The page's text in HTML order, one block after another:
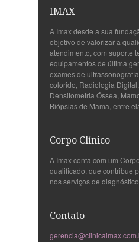
IMAX
A Imax desde a sua
objetivo de valorizar a
atendimento, com suporte
equipamentos de última
exames de
colorido, Radiologia
Densitometria Óssea,
Biópsias de Mama, entre
Corpo Clínico
A Imax conta com um
qualificado, que contribue
nos serviços de
Contato